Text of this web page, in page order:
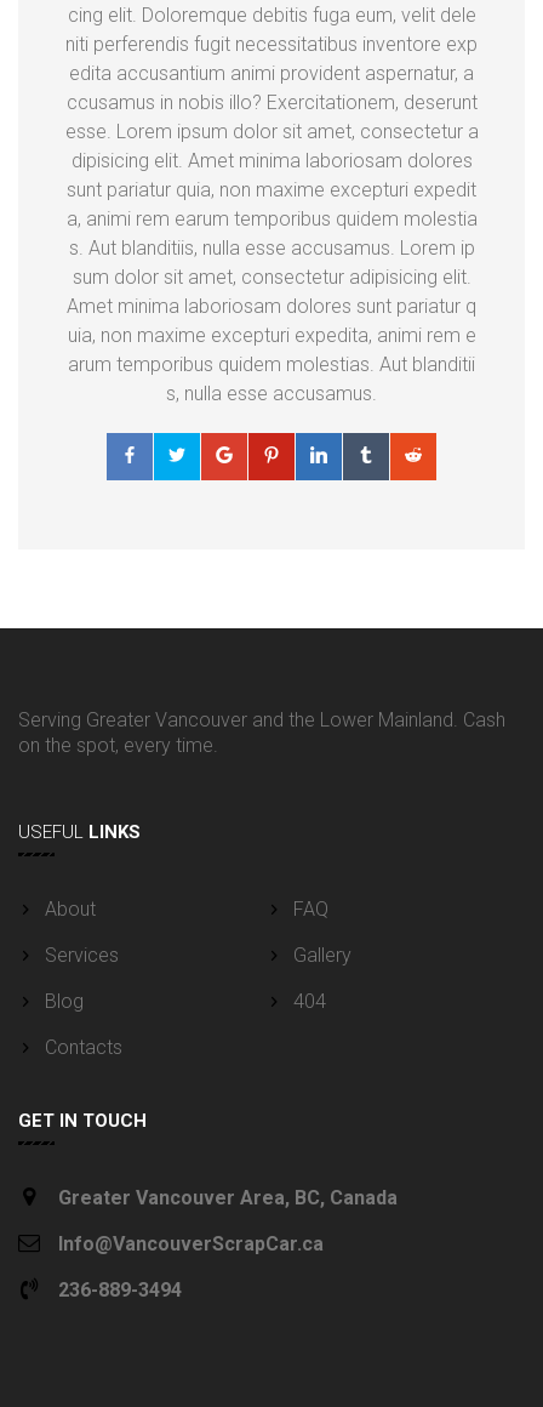
cing elit. Doloremque debitis fuga eum, velit dele
niti perferendis fugit necessitatibus inventore exp
edita accusantium animi provident aspernatur, a
ccusamus in nobis illo? Exercitationem, deserunt
esse. Lorem ipsum dolor sit amet, consectetur a
dipisicing elit. Amet minima laboriosam dolores
sunt pariatur quia, non maxime excepturi expedit
a, animi rem earum temporibus quidem molestia
s. Aut blanditiis, nulla esse accusamus. Lorem ip
sum dolor sit amet, consectetur adipisicing elit.
Amet minima laboriosam dolores sunt pariatur q
uia, non maxime excepturi expedita, animi rem e
arum temporibus quidem molestias. Aut blanditii
s, nulla esse accusamus.
Serving Greater Vancouver and the Lower Mainland. Cash
on the spot, every time.
USEFUL LINKS
About
FAQ
Services
Gallery
Blog
404
Contacts
GET IN TOUCH
Greater Vancouver Area, BC, Canada
Info@VancouverScrapCar.ca
236-889-3494